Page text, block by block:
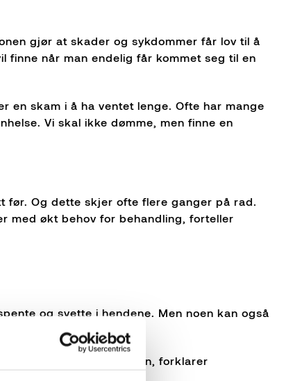
gjør at skader og sykdommer får lov til å
finne når man endelig får kommet seg til en
en skam i å ha ventet lenge. Ofte har mange
Vi skal ikke dømme, men finne en
før. Og dette skjer ofte flere ganger på rad.
med økt behov for behandling, forteller
og svette i hendene. Men noen kan også
kan gå i angrepsposisjon, forklarer